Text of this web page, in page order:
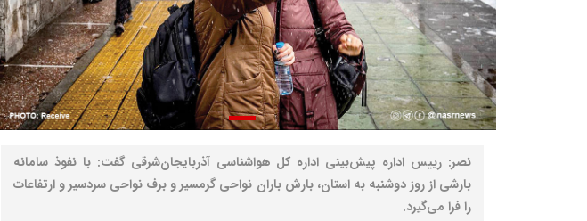
نصر: رییس اداره پیش‌بینی اداره کل هواشناسی آذربایجان‌شرقی گفت: با نفوذ سامانه
بارشی از روز دوشنبه به استان، بارش باران نواحی گرمسیر و برف نواحی سردسیر و ارتفاعات
را فرا می‌گیرد.